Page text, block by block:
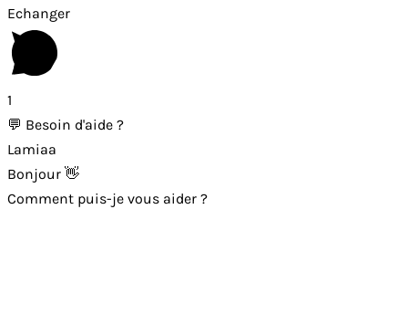
Echanger
1
💬 Besoin d'aide ?
Lamiaa
Bonjour 👋
Comment puis-je vous aider ?